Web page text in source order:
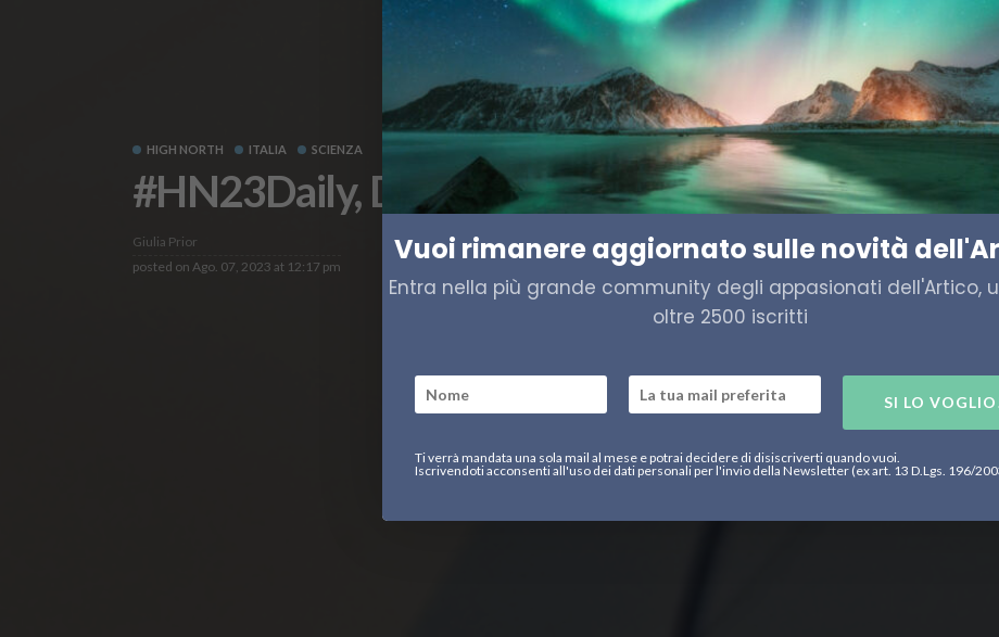
HIGH NORTH ITALIA SCIENZA
#HN23Daily, Diario di Bordo 5 Agosto
Giulia Prior
posted on Ago. 07, 2023 at 12:17 pm Vuoi rimanere aggiornato sulle novità
Entra nella più grande community degli appasionati dell'Artico,
oltre 2500 iscritti
SI LO
Ti verrà mandata una sola mail al mese e potrai decidere di disiscriverti quando vuoi.
Iscrivendoti acconsenti all'uso dei dati personali per l'invio della Newsletter (ex art. 13 D.Lgs. 196/